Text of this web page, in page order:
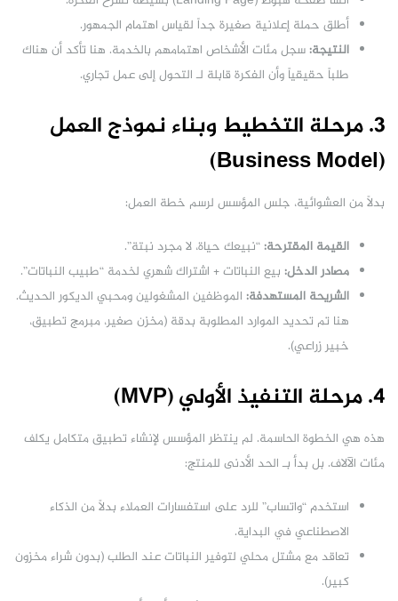
أطلق حملة إعلانية صغيرة جداً لقياس اهتمام الجمهور.
النتيجة:سجل مئات الأشخاص اهتمامهم بالخدمة. هنا تأكد أن هناك
طلباً حقيقياً وأن الفكرة قابلة لـ التحول إلى عمل تجاري.
3. مرحلة التخطيط وبناء نموذج العمل
(Business Model)
بدلاً من العشوائية، جلس المؤسس لرسم خطة العمل:
القيمة المقترحة:“نبيعك حياة، لا مجرد نبتة”.
مصادر الدخل: بيع النباتات + اشتراك شهري لخدمة “طبيب النباتات”.
الشريحة المستهدفة: الموظفين المشغولين ومحبي الديكور الحديث.
هنا تم تحديد الموارد المطلوبة بدقة (مخزن صغير، مبرمج تطبيق،
خبير زراعي).
4. مرحلة التنفيذ الأولي (MVP)
هذه هي الخطوة الحاسمة. لم ينتظر المؤسس لإنشاء تطبيق متكامل يكلف
مئات الآلاف. بل بدأ بـ الحد الأدنى للمنتج:
استخدم “واتساب” للرد على استفسارات العملاء بدلاً من الذكاء
الاصطناعي في البداية.
تعاقد مع مشتل محلي لتوفير النباتات عند الطلب (بدون شراء مخزون
كبير).